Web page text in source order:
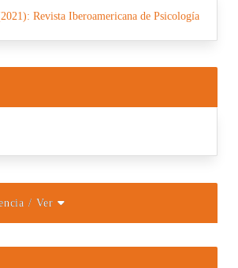
Revista Iberoamericana de Psicología
/ Ver